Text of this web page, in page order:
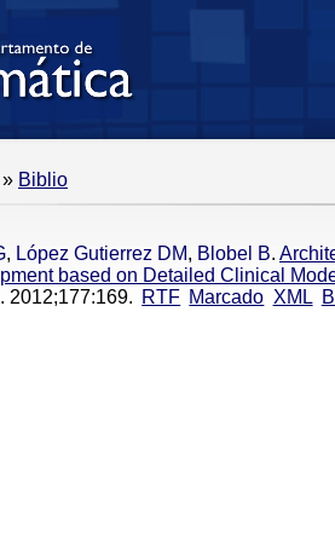
» Biblio
, López Gutierrez DM, Blobel B.
based on Detailed Clinical
2012;177:169. RTF Marcado XML